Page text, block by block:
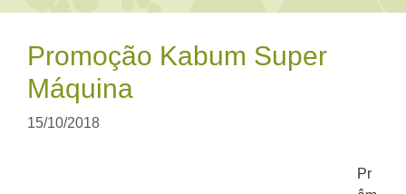
Promoção Kabum Super
Máquina
15/10/2018
Pr